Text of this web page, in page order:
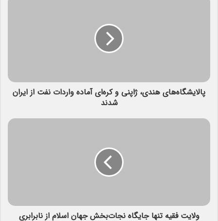
پالایشگاه‌های هندی، ژاپنی و کره‌ای آماده واردات نفت از ایران
شدند
ولایت فقیه تنها جایگاه نجات‌بخش جهان اسلام از نابرابری